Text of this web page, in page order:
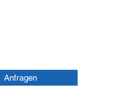
Anfragen